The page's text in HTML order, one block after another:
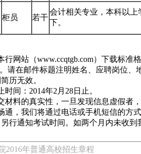
柜员 若干
会计相关专业，本科以上
下。
网站（www.ccqtgb.com）下载标准
。请在邮件标题注明姓名、应聘岗位
历无效。
间：2014年2月28日止。
料的真实性，一旦发现信息虚假者
，我们将通过电话或手机短信的方
行通知考试时间。如两个月内未收到
2016年普通高校招生章程